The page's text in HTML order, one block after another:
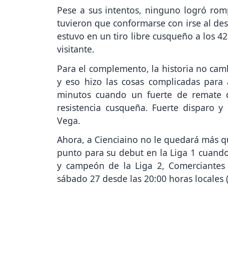
Pese a sus intentos, ninguno logró
tuvieron que conformarse con irse al
estuvo en un tiro libre cusqueño a los
visitante.
Para el complemento, la historia no
y eso hizo las cosas complicadas
minutos cuando un fuerte de remate
resistencia cusqueña. Fuerte disparo
Vega.
Ahora, a Cienciaino no le quedará más
punto para su debut en la Liga 1
y campeón de la Liga 2,
sábado 27 desde las 20:00 horas locales